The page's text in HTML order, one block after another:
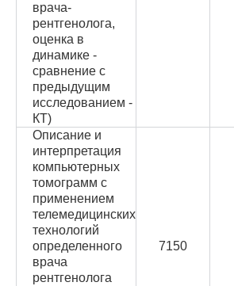
врача-
рентгенолога,
оценка в
динамике -
сравнение с
предыдущим
исследованием -
КТ)
Описание и
интерпретация
компьютерных
томограмм с
применением
телемедицинских
технологий
определенного
врача
рентгенолога
7150